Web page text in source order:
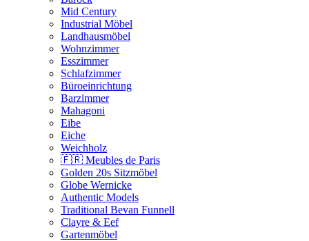
Mid Century
Industrial Möbel
Landhausmöbel
Wohnzimmer
Esszimmer
Schlafzimmer
Büroeinrichtung
Barzimmer
Mahagoni
Eibe
Eiche
Weichholz
🇫🇷 Meubles de Paris
Golden 20s Sitzmöbel
Globe Wernicke
Authentic Models
Traditional Bevan Funnell
Clayre & Eef
Gartenmöbel